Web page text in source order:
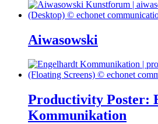
Aiwasowski
Productivity Poster:
Kommunikation